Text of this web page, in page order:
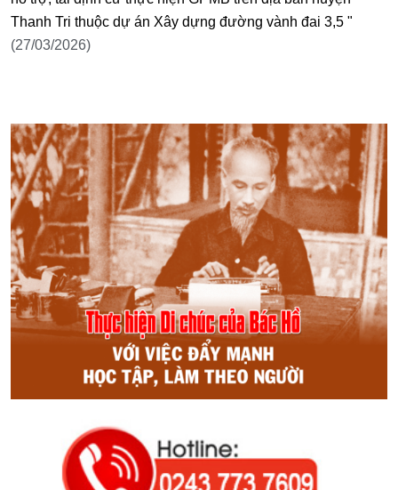
Thanh Tri thuộc dự án Xây dựng đường vành đai 3,5 "
(27/03/2026)